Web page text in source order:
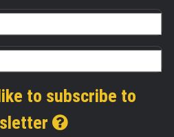
to subscribe to